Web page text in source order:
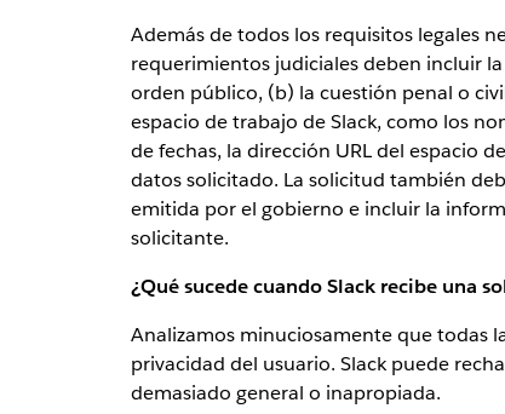
Además de todos los requisitos legales
requerimientos judiciales deben incluir
orden público, (b) la cuestión penal o
espacio de trabajo de Slack, como los
de fechas, la dirección URL del espacio
datos solicitado. La solicitud también
emitida por el gobierno e incluir la
solicitante.
¿Qué sucede cuando Slack recibe una
Analizamos minuciosamente que todas
privacidad del usuario. Slack puede
demasiado general o inapropiada.